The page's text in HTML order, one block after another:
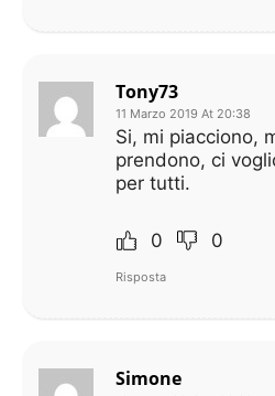
Tony73
11 Marzo 2019 At 20:38
Si, mi piacciono,
prendono, ci
per tutti.
0 0
Risposta
Simone